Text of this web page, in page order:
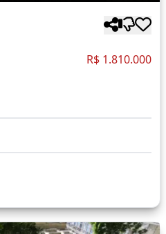
R$ 1.810.000